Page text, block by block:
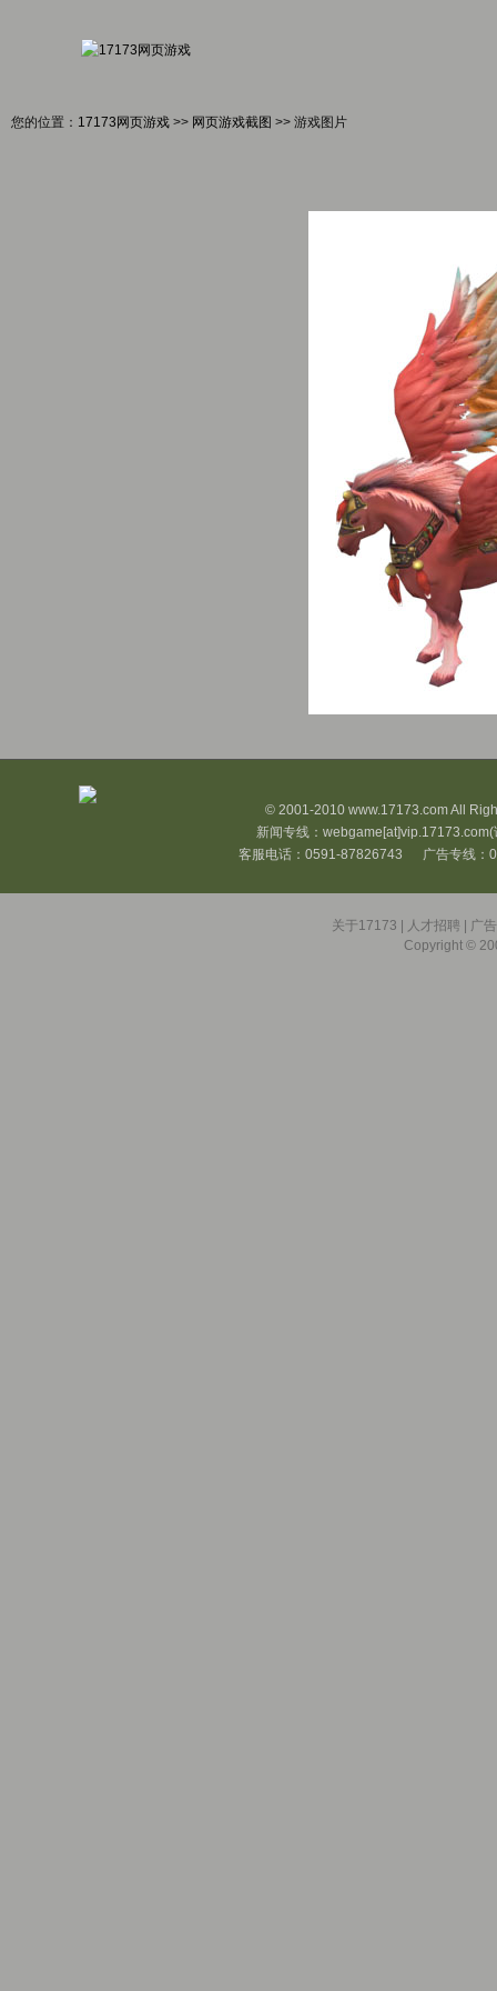
您的位置： 17173网页游戏 >> 网页游戏截图 >> 游戏图片
© 2001-2010 www.17173.com All
新闻专线：webgame[at]vip.17173.com(
客服电话：0591-87826743 广告专线
关于17173 人才招聘
广
Copyright ©